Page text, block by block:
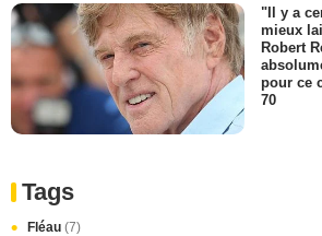
"Il y a
mieux
Robert
pour ce
70
Tags
Fléau (7)